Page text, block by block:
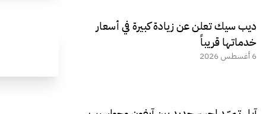
ديب سيك تعلن عن زيادة كبيرة في أسعار
خدماتها قريباً
6 أغسطس 2026